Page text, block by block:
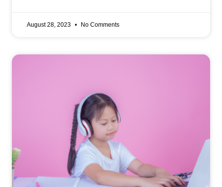
August 28, 2023 No Comments